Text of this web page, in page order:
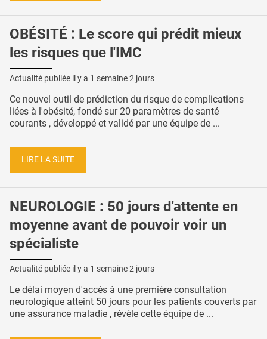
OBÉSITÉ : Le score qui prédit mieux
les risques que l'IMC
Actualité publiée il y a 1 semaine 2 jours
Ce nouvel outil de prédiction du risque de complications
liées à l'obésité, fondé sur 20 paramètres de santé
courants , développé et validé par une équipe de ...
LIRE LA SUITE
NEUROLOGIE : 50 jours d'attente en
moyenne avant de pouvoir voir un
spécialiste
Actualité publiée il y a 1 semaine 2 jours
Le délai moyen d'accès à une première consultation
neurologique atteint 50 jours pour les patients couverts par
une assurance maladie , révèle cette équipe de ...